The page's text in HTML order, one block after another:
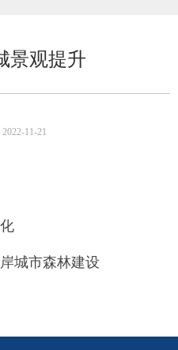
景观提升
11-21
城市森林建设